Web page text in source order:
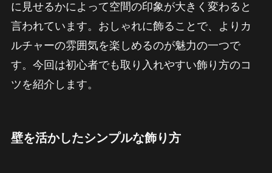
に見せるかによって空間の印象が大きく変わると
言われています。おしゃれに飾ることで、よりカ
ルチャーの雰囲気を楽しめるのが魅力の一つで
す。今回は初心者でも取り入れやすい飾り方のコ
ツを紹介します。
壁を活かしたシンプルな飾り方